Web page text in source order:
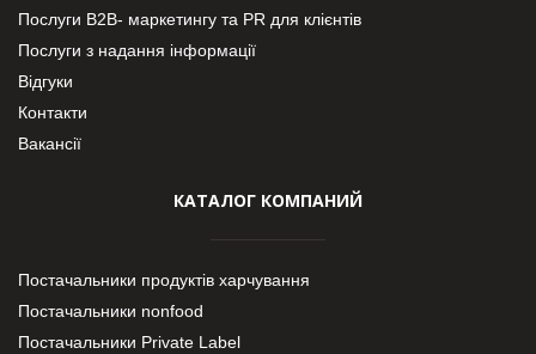
Послуги В2В- маркетингу та PR для клієнтів
Послуги з надання інформації
Відгуки
Контакти
Вакансії
КАТАЛОГ КОМПАНИЙ
Постачальники продуктів харчування
Постачальники nonfood
Постачальники Private Label